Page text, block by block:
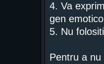
4. Va
gen
5. Nu
Pentru a